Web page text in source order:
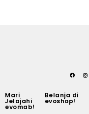
Mari
Jelajahi
evomab!
Belanja di
evoshop!